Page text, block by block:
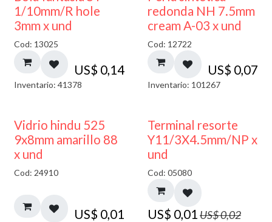
1/10mm/R hole
3mm x und
Cod: 13025
US$ 0,14
Inventario: 41378
redonda NH 7.5mm
cream A-03 x und
Cod: 12722
US$ 0,07
Inventario: 101267
40% DESCUENTO
Vidrio hindu 525
9x8mm amarillo 88
x und
Cod: 24910
US$ 0,01
50% DESCUENTO
Terminal resorte
Y11/3X4.5mm/NP x
und
Cod: 05080
US$ 0,01US$0,02